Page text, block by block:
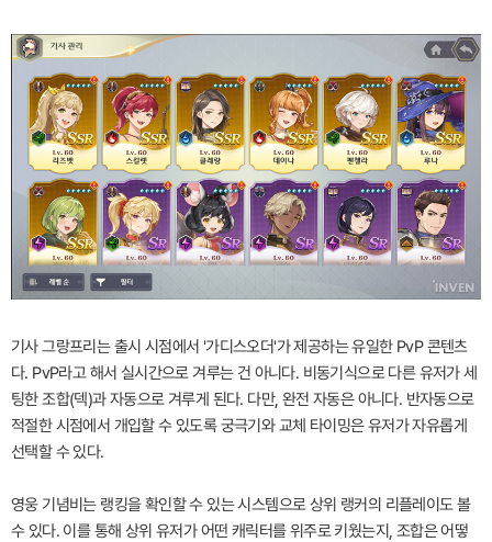
기사 그랑프리는 출시 시점에서 '가디스오더'가 제공하는 유일한 PvP 콘텐츠
다. PvP라고 해서 실시간으로 겨루는 건 아니다. 비동기식으로 다른 유저가 세
팅한 조합(덱)과 자동으로 겨루게 된다. 다만, 완전 자동은 아니다. 반자동으로
적절한 시점에서 개입할 수 있도록 궁극기와 교체 타이밍은 유저가 자유롭게
선택할 수 있다.
영웅 기념비는 랭킹을 확인할 수 있는 시스템으로 상위 랭커의 리플레이도 볼
수 있다. 이를 통해 상위 유저가 어떤 캐릭터를 위주로 키웠는지, 조합은 어떻